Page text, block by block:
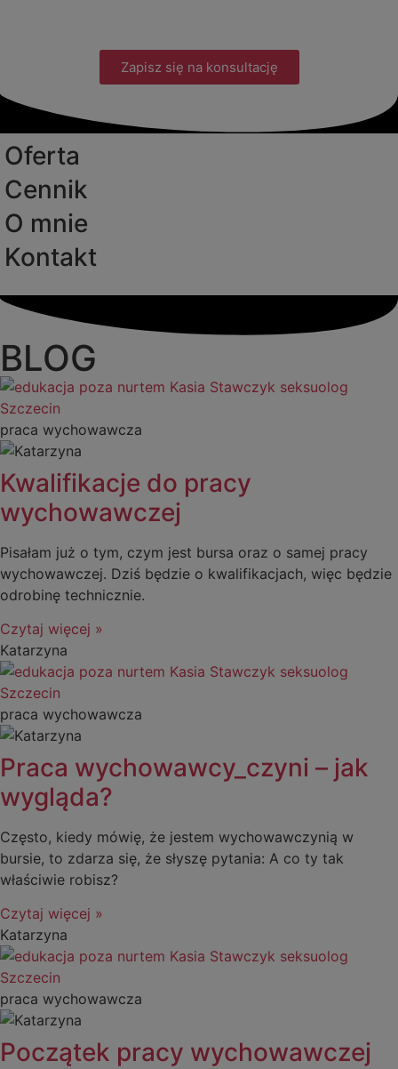
Zapisz się na konsultację
Oferta
Cennik
O mnie
Kontakt
BLOG
praca wychowawcza
Kwalifikacje do pracy
wychowawczej
Pisałam już o tym, czym jest bursa oraz o samej pracy
wychowawczej. Dziś będzie o kwalifikacjach, więc będzie
odrobinę technicznie.
Czytaj więcej »
Katarzyna
praca wychowawcza
Praca wychowawcy_czyni – jak
wygląda?
Często, kiedy mówię, że jestem wychowawczynią w
bursie, to zdarza się, że słyszę pytania: A co ty tak
właściwie robisz?
Czytaj więcej »
Katarzyna
praca wychowawcza
Początek pracy wychowawczej